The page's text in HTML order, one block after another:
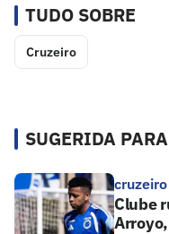
TUDO SOBRE
Cruzeiro
SUGERIDA
cruzeiro
Clube